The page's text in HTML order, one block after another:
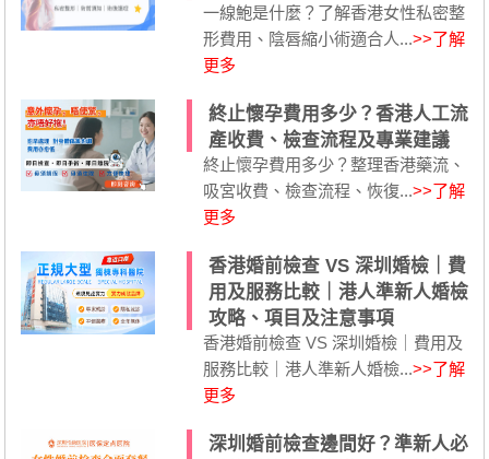
一線鮑是什麼？了解香港女性私密整
形費用、陰唇縮小術適合人...>>了解
更多
終止懷孕費用多少？香港人工流
產收費、檢查流程及專業建議
終止懷孕費用多少？整理香港藥流、
吸宮收費、檢查流程、恢復...>>了解
更多
香港婚前檢查 VS 深圳婚檢｜費
用及服務比較｜港人準新人婚檢
攻略、項目及注意事項
香港婚前檢查 VS 深圳婚檢｜費用及
服務比較｜港人準新人婚檢...>>了解
更多
深圳婚前檢查邊間好？準新人必